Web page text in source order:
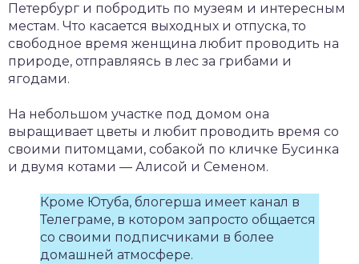
Петербург и побродить по музеям и интересным
местам. Что касается выходных и отпуска, то
свободное время женщина любит проводить на
природе, отправляясь в лес за грибами и
ягодами.
На небольшом участке под домом она
выращивает цветы и любит проводить время со
своими питомцами, собакой по кличке Бусинка
и двумя котами — Алисой и Семеном.
Кроме Ютуба, блогерша имеет канал в
Телеграме, в котором запросто общается
со своими подписчиками в более
домашней атмосфере.